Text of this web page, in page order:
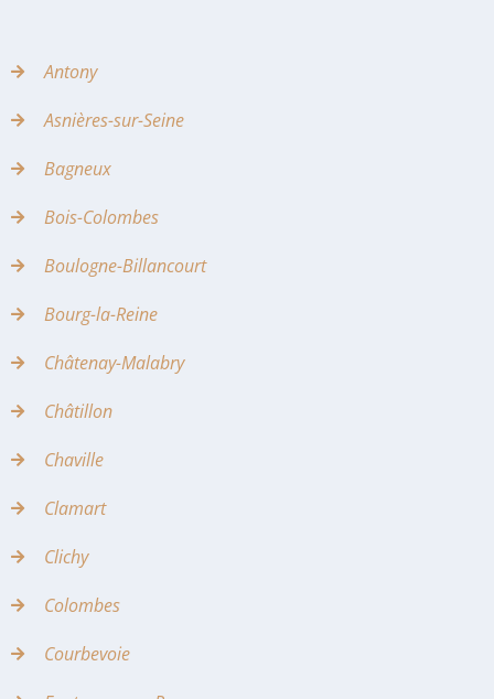
Antony
Asnières-sur-Seine
Bagneux
Bois-Colombes
Boulogne-Billancourt
Bourg-la-Reine
Châtenay-Malabry
Châtillon
Chaville
Clamart
Clichy
Colombes
Courbevoie